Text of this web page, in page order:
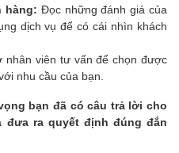
hàng: Đọc những đánh giá của
dịch vụ để có cái nhìn khách
nhân viên tư vấn để chọn được
nhu cầu của bạn.
bạn đã có câu trả lời cho
đưa ra quyết định đúng đắn